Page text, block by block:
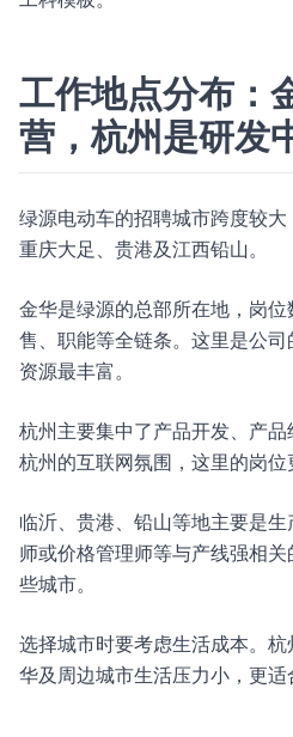
工作地点分布：
营，杭州是研发
绿源电动车的招聘城市跨度较大
重庆大足、贵港及江西铅山。
金华是绿源的总部所在地，岗
售、职能等全链条。这里是公
资源最丰富。
杭州主要集中了产品开发、产
杭州的互联网氛围，这里的岗位
临沂、贵港、铅山等地主要是
师或价格管理师等与产线强相
些城市。
选择城市时要考虑生活成本。
华及周边城市生活压力小，更适